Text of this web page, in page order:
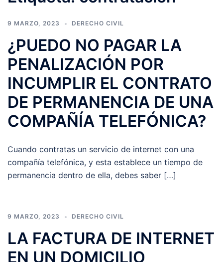
9 MARZO, 2023 DERECHO CIVIL
¿PUEDO NO PAGAR LA
PENALIZACIÓN POR
INCUMPLIR EL CONTRATO
DE PERMANENCIA DE UNA
COMPAÑÍA TELEFÓNICA?
Cuando contratas un servicio de internet con una
compañía telefónica, y esta establece un tiempo de
permanencia dentro de ella, debes saber […]
9 MARZO, 2023 DERECHO CIVIL
LA FACTURA DE INTERNET
EN UN DOMICILIO